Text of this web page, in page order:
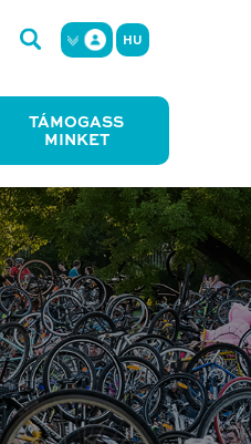
HU
TÁMOGASS
MINKET